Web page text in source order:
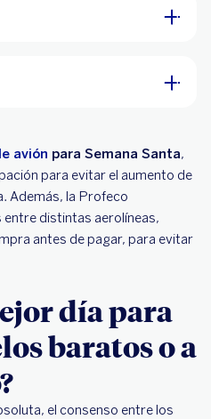
avión para Semana Santa,
para evitar el aumento de
Además, la Profeco
distintas aerolíneas,
antes de pagar, para evitar
día para
baratos o a
el consenso entre los